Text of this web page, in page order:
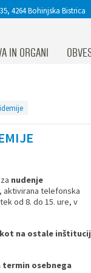
4264 Bohinjska Bistrica
IN ORGANI
nudenje
aktivirana telefonska
od 8. do 15. ure, v
na ostale
termin osebnega